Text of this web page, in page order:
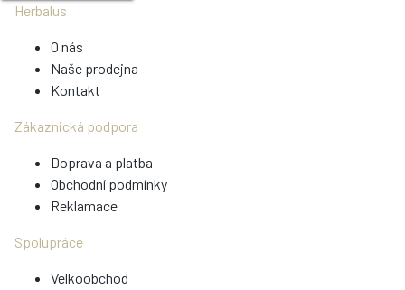
Herbalus
O nás
Naše prodejna
Kontakt
Zákaznická podpora
Doprava a platba
Obchodní podmínky
Reklamace
Spolupráce
Velkoobchod